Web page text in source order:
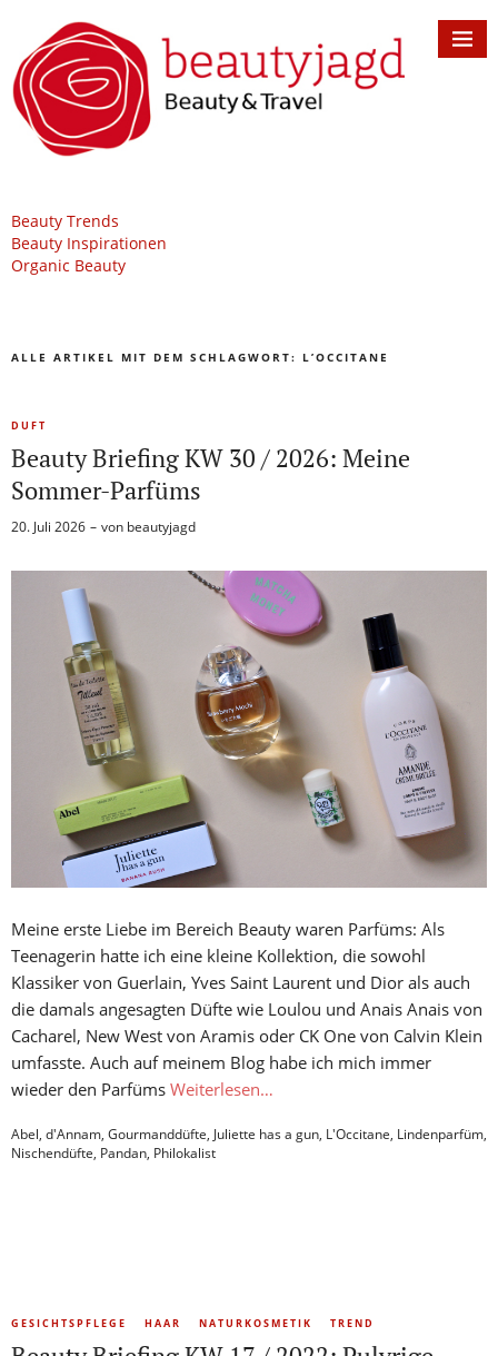
Beauty Trends
Beauty Inspirationen
Organic Beauty
ALLE ARTIKEL MIT DEM SCHLAGWORT: L’OCCITANE
DUFT
Beauty Briefing KW 30 / 2026: Meine
Sommer-Parfüms
20. Juli 2026 von beautyjagd
Meine erste Liebe im Bereich Beauty waren Parfüms: Als
Teenagerin hatte ich eine kleine Kollektion, die sowohl
Klassiker von Guerlain, Yves Saint Laurent und Dior als auch
die damals angesagten Düfte wie Loulou und Anais Anais von
Cacharel, New West von Aramis oder CK One von Calvin Klein
umfasste. Auch auf meinem Blog habe ich mich immer
wieder den Parfüms Weiterlesen…
Abel, d'Annam, Gourmanddüfte, Juliette has a gun, L'Occitane, Lindenparfüm,
Nischendüfte, Pandan, Philokalist
GESICHTSPFLEGE HAAR NATURKOSMETIK TREND